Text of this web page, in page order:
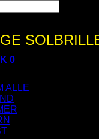
0
i kurven.
ALLE